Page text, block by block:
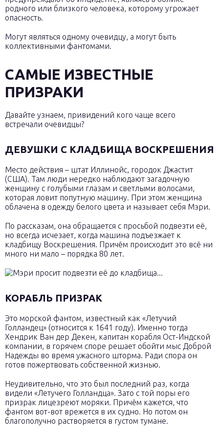
родного или близкого человека, которому угрожает
опасность.
Могут являться одному очевидцу, а могут быть
коллективными фантомами.
САМЫЕ ИЗВЕСТНЫЕ
ПРИЗРАКИ
Давайте узнаем, привидений кого чаще всего
встречали очевидцы?
ДЕВУШКИ С КЛАДБИЩА ВОСКРЕШЕНИЯ
Место действия – штат Иллинойс, городок Джастит
(США). Там люди нередко наблюдают загадочную
женщину с голубыми глазам и светлыми волосами,
которая ловит попутную машину. При этом женщина
облачена в одежду белого цвета и называет себя Мэри.
По рассказам, она обращается с просьбой подвезти её,
но всегда исчезает, когда машина подъезжает к
кладбищу Воскрешения. Причём происходит это всё ни
много ни мало – порядка 80 лет.
КОРАБЛЬ ПРИЗРАК
Это морской фантом, известный как «Летучий
Голландец» (относится к 1641 году). Именно тогда
Хендрик Ван дер Декен, капитан корабля Ост-Индской
компании, в горячем споре решает обойти мыс Доброй
Надежды во время ужасного шторма. Ради спора он
готов пожертвовать собственной жизнью.
Неудивительно, что это был последний раз, когда
видели «Летучего Голландца». Зато с той поры его
призрак лицезреют моряки. Причём кажется, что
фантом вот-вот врежется в их судно. Но потом он
благополучно растворяется в густом тумане.